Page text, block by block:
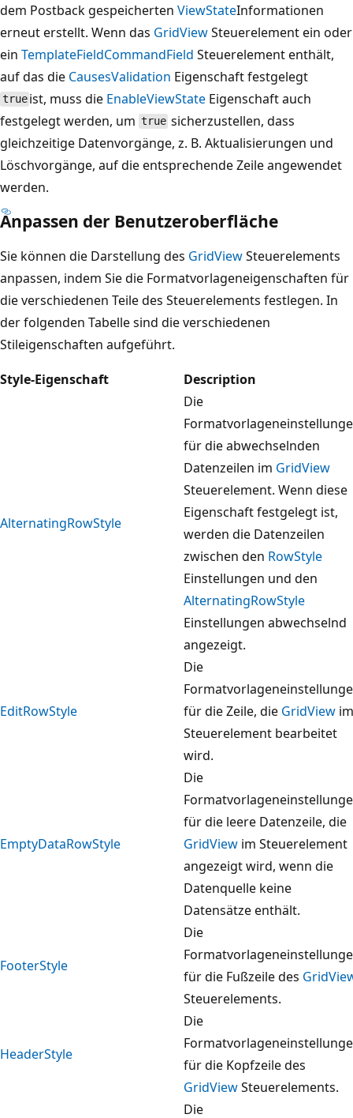
dem Postback gespeicherten ViewStateInformationen
erneut erstellt. Wenn das GridViewSteuerelement ein oder
ein TemplateFieldCommandField Steuerelement enthält,
auf das die CausesValidation Eigenschaft festgelegt
true ist, muss die EnableViewState Eigenschaft auch
festgelegt werden, um true sicherzustellen, dass
gleichzeitige Datenvorgänge, z. B. Aktualisierungen und
Löschvorgänge, auf die entsprechende Zeile angewendet
werden.
Anpassen der Benutzeroberfläche
Sie können die Darstellung des GridViewSteuerelements
anpassen, indem Sie die Formatvorlageneigenschaften für
die verschiedenen Teile des Steuerelements festlegen. In
der folgenden Tabelle sind die verschiedenen
Stileigenschaften aufgeführt.
Style-Eigenschaft
Description
AlternatingRowStyle
Die
für die abwechselnden
Datenzeilen im GridView
Steuerelement. Wenn diese
Eigenschaft festgelegt ist,
werden die Datenzeilen
zwischen den RowStyle
Einstellungen und den
AlternatingRowStyle
Einstellungen abwechselnd
angezeigt.
EditRowStyle
Die
für die Zeile, die GridView im
Steuerelement bearbeitet
wird.
EmptyDataRowStyle
Die
für die leere Datenzeile, die
GridView im Steuerelement
angezeigt wird, wenn die
Datenquelle keine
Datensätze enthält.
FooterStyle
Die
für die Fußzeile des
Steuerelements.
HeaderStyle
Die
für die Kopfzeile des
GridViewSteuerelements.
Die